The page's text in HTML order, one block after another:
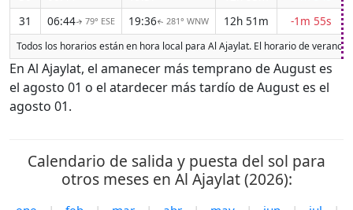
31
06:44↑ 79° ESE 19:36↑ 281° WNW 12h 51m -1m 55s
Todos los horarios están en hora local para Al Ajaylat. El horario de verano
En Al Ajaylat, el amanecer más temprano de August es
el agosto 01 o el atardecer más tardío de August es el
agosto 01.
Calendario de salida y puesta del sol para
otros meses en Al Ajaylat (2026):